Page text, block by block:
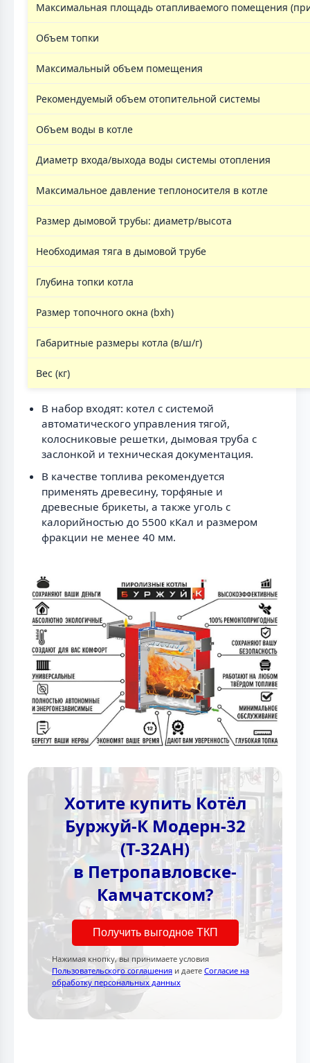
Максимальная площадь отапливаемого помещения
Объем топки
Максимальный объем помещения
Рекомендуемый объем отопительной системы
Объем воды в котле
Диаметр входа/выхода воды системы отопления
Максимальное давление теплоносителя в котле
Размер дымовой трубы: диаметр/высота
Необходимая тяга в дымовой трубе
Глубина топки котла
Размер топочного окна (bxh)
Габаритные размеры котла (в/ш/г)
Вес (кг)
В набор входят: котел с системой
автоматического управления тягой,
колосниковые решетки, дымовая труба с
заслонкой и техническая документация.
В качестве топлива рекомендуется
применять древесину, торфяные и
древесные брикеты, а также уголь с
калорийностью до 5500 кКал и размером
фракции не менее 40 мм.
Хотите купить Котёл
Буржуй-К Модерн-32
(Т-32АН)
в Петропавловске-
Камчатском?
Получить выгодное ТКП
Нажимая кнопку, вы принимаете условия
Пользовательского соглашения и даете Согласие на
обработку персональных данных